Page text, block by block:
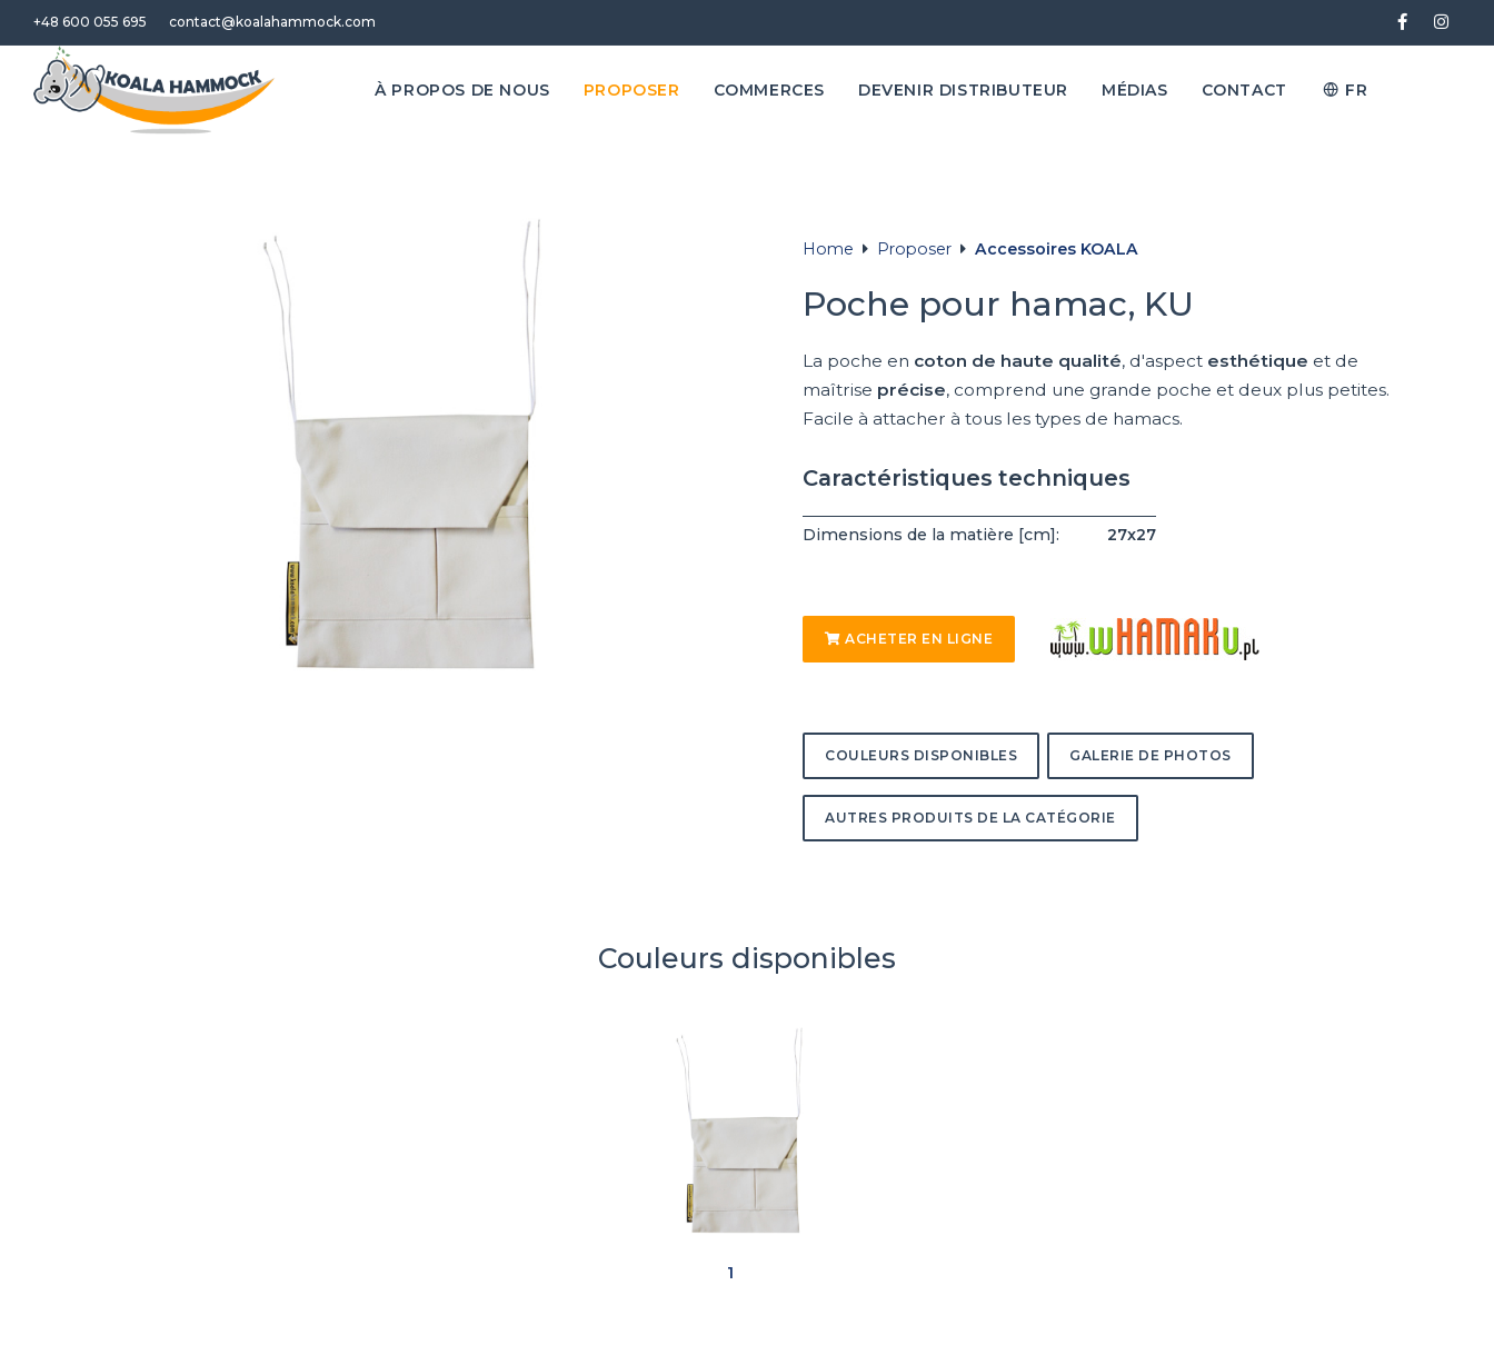
+48 600 055 695 contact@koalahammock.com
À PROPOS DE NOUS PROPOSER COMMERCES DEVENIR DISTRIBUTEUR MÉDIAS CONTACT FR
Home Proposer Accessoires KOALA
Poche pour hamac, KU
La poche en coton de haute qualité, d'aspect esthétique et de
maîtrise précise, comprend une grande poche et deux plus petites.
Facile à attacher à tous les types de hamacs.
Caractéristiques techniques
Dimensions de la matière [cm]: 27x27
ACHETER EN LIGNE
COULEURS DISPONIBLES GALERIE DE PHOTOS
AUTRES PRODUITS DE LA CATÉGORIE
Couleurs disponibles
1